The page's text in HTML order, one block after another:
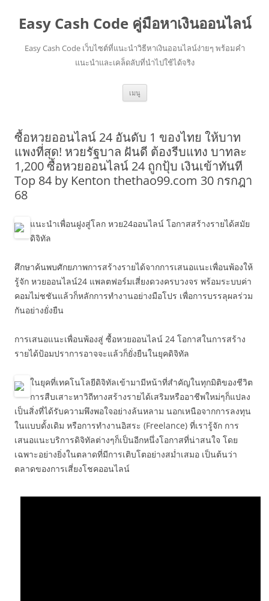
Easy Cash Code คู่มือหาเงินออนไลน์
Easy Cash Code เว็บไซต์ที่แนะนำวิธีหาเงินออนไลน์ง่ายๆ พร้อมคำ
แนะนำและเคล็ดลับที่นำไปใช้ได้จริง
เมนู ข้าม
ยัง
ซื้อหวยออนไลน์ 24 อันดับ 1 ของไทย ให้บาท
แพงที่สุด! หวยรัฐบาล ฝันดี ต้องรีบแทง บาทละ
1,200 ซื้อหวยออนไลน์ 24 ถูกปุ้บ เงินเข้าทันที
Top 84 by Kenton thethao99.com 30 กรกฎา
68
แนะนำเพื่อนฝูงสู่โลก หวย24ออนไลน์ โอกาสสร้างรายได้สมัย
ดิจิทัล
ศึกษาค้นพบศักยภาพการสร้างรายได้จากการเสนอแนะเพื่อนพ้องให้
รู้จัก หวยออนไลน์24 แพลตฟอร์มเสี่ยงดวงครบวงจร พร้อมระบบค่า
คอมไม่ชชันแล้วก็หลักการทำงานอย่างมือโปร เพื่อการบรรลุผลร่วม
กันอย่างยั่งยืน
การเสนอแนะเพื่อนพ้องสู่ ซื้อหวยออนไลน์ 24 โอกาสในการสร้าง
รายได้ป้อมปราการอาจจะแล้วก็ยั่งยืนในยุคดิจิทัล
ในยุคที่เทคโนโลยีดิจิทัลเข้ามามีหน้าที่สำคัญในทุกมิติของชีวิต
การสืบเสาะหาวิถีทางสร้างรายได้เสริมหรืออาชีพใหม่ๆก็แปลง
เป็นสิ่งที่ได้รับความพึงพอใจอย่างล้นหลาม นอกเหนือจากการลงทุน
ในแบบดั้งเดิม หรือการทำงานอิสระ (Freelance) ที่เรารู้จัก การ
เสนอแนะบริการดิจิทัลต่างๆก็เป็นอีกหนึ่งโอกาสที่น่าสนใจ โดย
เฉพาะอย่างยิ่งในตลาดที่มีการเติบโตอย่างสม่ำเสมอ เป็นต้นว่า
ตลาดของการเสี่ยงโชคออนไลน์